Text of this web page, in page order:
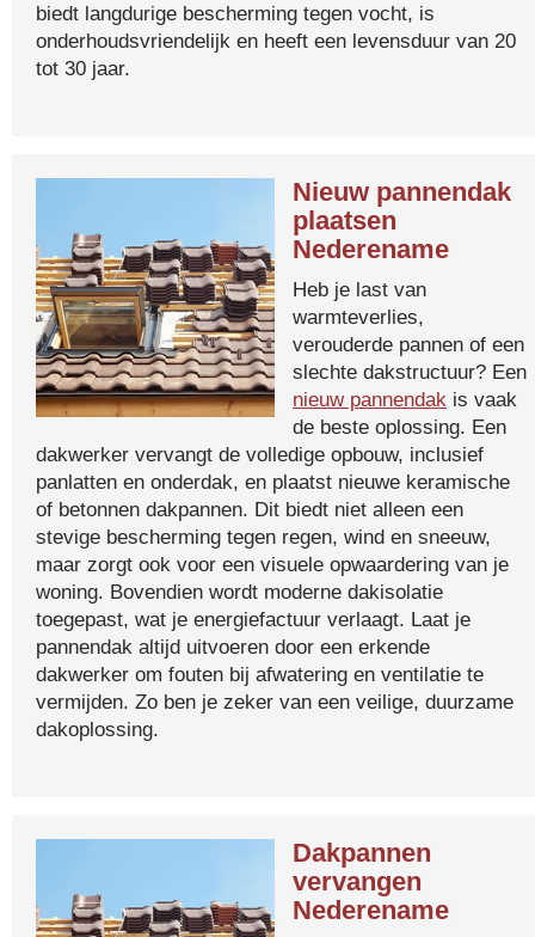
biedt langdurige bescherming tegen vocht, is
onderhoudsvriendelijk en heeft een levensduur van 20
tot 30 jaar.
Nieuw pannendak
plaatsen
Nederename
Heb je last van
warmteverlies,
verouderde pannen of een
slechte dakstructuur? Een
nieuw pannendak is vaak
de beste oplossing. Een
dakwerker vervangt de volledige opbouw, inclusief
panlatten en onderdak, en plaatst nieuwe keramische
of betonnen dakpannen. Dit biedt niet alleen een
stevige bescherming tegen regen, wind en sneeuw,
maar zorgt ook voor een visuele opwaardering van je
woning. Bovendien wordt moderne dakisolatie
toegepast, wat je energiefactuur verlaagt. Laat je
pannendak altijd uitvoeren door een erkende
dakwerker om fouten bij afwatering en ventilatie te
vermijden. Zo ben je zeker van een veilige, duurzame
dakoplossing.
Dakpannen
vervangen
Nederename